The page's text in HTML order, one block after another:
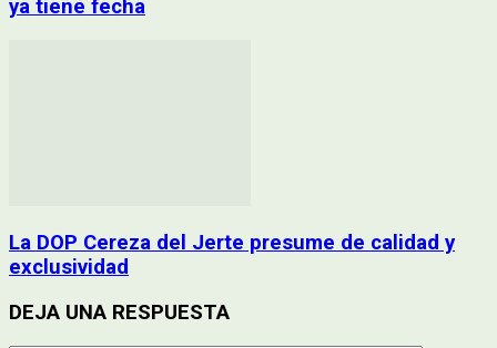
ya tiene fecha
La DOP Cereza del Jerte presume de calidad y
exclusividad
DEJA UNA RESPUESTA